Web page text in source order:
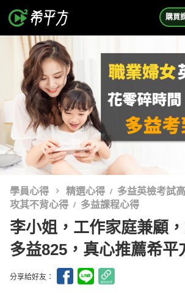
購買
學員心得 精選心得 多益英檢考試
攻其不背心得
多益課程心得
李小姐，工作家庭兼顧
多益825，真心推薦希平
分享給好友：